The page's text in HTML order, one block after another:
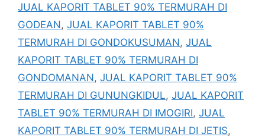
JUAL KAPORIT TABLET 90% TERMURAH DI
GODEAN, JUAL KAPORIT TABLET 90%
TERMURAH DI GONDOKUSUMAN, JUAL
KAPORIT TABLET 90% TERMURAH DI
GONDOMANAN, JUAL KAPORIT TABLET 90%
TERMURAH DI GUNUNGKIDUL, JUAL KAPORIT
TABLET 90% TERMURAH DI IMOGIRI, JUAL
KAPORIT TABLET 90% TERMURAH DI JETIS,